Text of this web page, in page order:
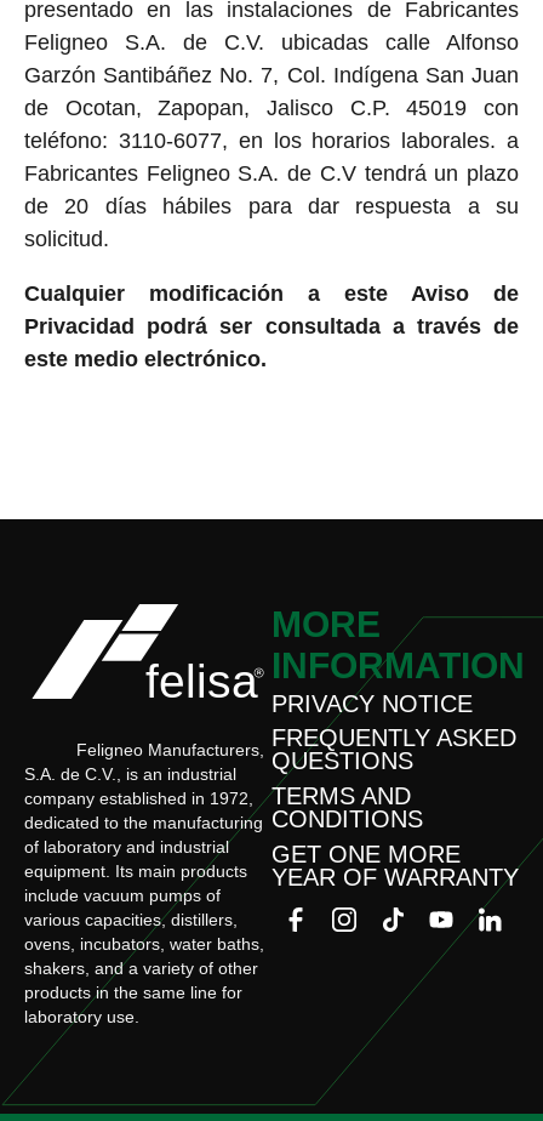
presentado en las instalaciones de Fabricantes
Feligneo S.A. de C.V. ubicadas calle Alfonso
Garzón Santibáñez No. 7, Col. Indígena San Juan
de Ocotan, Zapopan, Jalisco C.P. 45019 con
teléfono: 3110-6077, en los horarios laborales. a
Fabricantes Feligneo S.A. de C.V tendrá un plazo
de 20 días hábiles para dar respuesta a su
solicitud.
Cualquier modificación a este Aviso de
Privacidad podrá ser consultada a través de
este medio electrónico.
Feligneo Manufacturers,
S.A. de C.V., is an industrial
company established in 1972,
dedicated to the manufacturing
of laboratory and industrial
equipment. Its main products
include vacuum pumps of
various capacities, distillers,
ovens, incubators, water baths,
shakers, and a variety of other
products in the same line for
laboratory use.
MORE
INFORMATION
PRIVACY NOTICE
FREQUENTLY ASKED
QUESTIONS
TERMS AND
CONDITIONS
GET ONE MORE
YEAR OF WARRANTY